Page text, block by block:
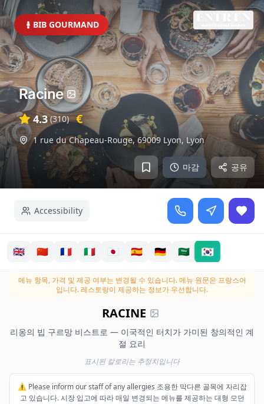
BIB GOURMAND
마감 공유
Racine
4.3 (310) €
1 rue du Chapeau-Rouge, 69009 Lyon,Lyon
Accessibility
🇬🇧 🇨🇳 🇫🇷 🇮🇹 🇯🇵 🇪🇸 🇩🇪 🇸🇦 🇰🇷
메뉴 항목, 가격 및 제공 여부는 변경될 수 있습니다.메뉴 원문은 프랑스어
입니다. 레스토랑이 제공하는 정보가 우선합니다.
RACINE
리옹의 빕 구르망 비스트로 — 이국적인 터치가 가미된 창의적인 계
절 요리
표시된 칼로리는 추정치입니다
⚠️ Please inform our staff of any allergies 조용한 막다른 골목에 자리잡
고 있습니다. 시장 입고에 따라 매일 변경되는 메뉴를 제공하는 대형 모던